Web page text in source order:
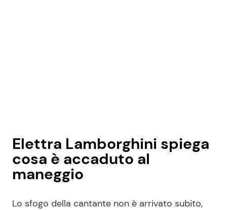
Elettra Lamborghini spiega
cosa è accaduto al
maneggio
Lo sfogo della cantante non è arrivato subito,